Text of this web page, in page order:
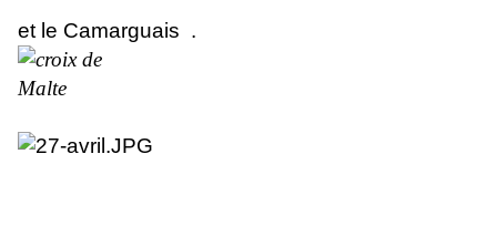
et le Camarguais .